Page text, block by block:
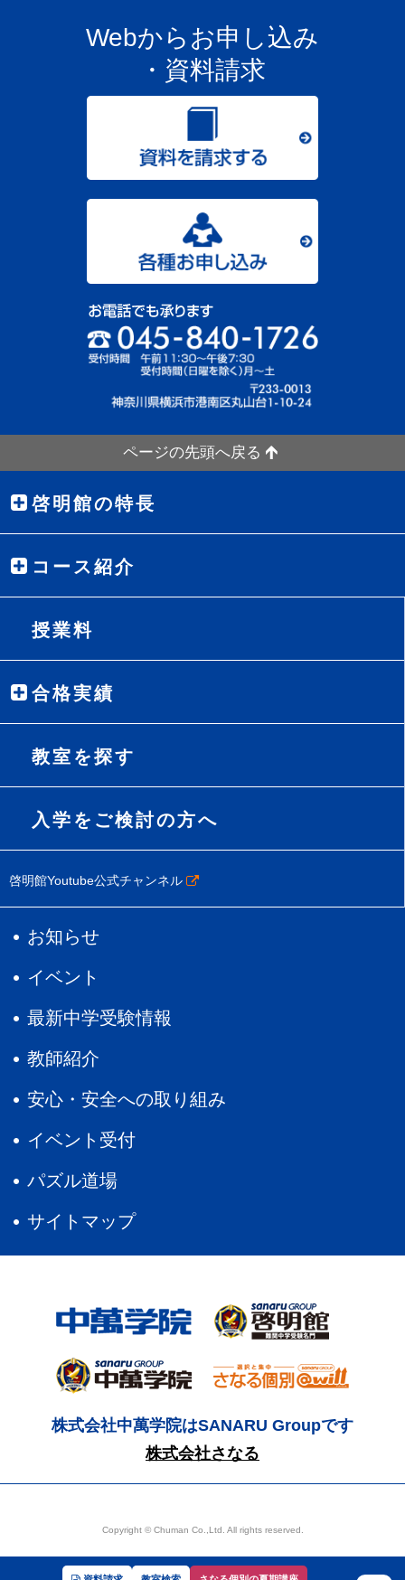
Webからお申し込み
・資料請求
ページの先頭へ戻る
啓明館の特長
コース紹介
授業料
合格実績
教室を探す
入学をご検討の方へ
啓明館Youtube公式チャンネル
お知らせ
イベント
最新中学受験情報
教師紹介
安心・安全への取り組み
イベント受付
パズル道場
サイトマップ
株式会社中萬学院はSANARU Groupです
株式会社さなる
Copyright © Chuman Co.,Ltd. All rights reserved.